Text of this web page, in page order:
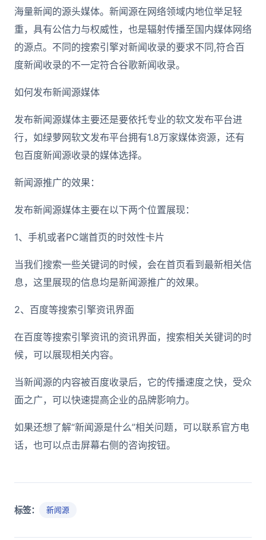
海量新闻的源头媒体。新闻源在网络领域内地位举足轻
重，具有公信力与权威性，也是辐射传播至国内媒体网络
的源点。不同的搜索引擎对新闻收录的要求不同,符合百
度新闻收录的不一定符合谷歌新闻收录。
如何发布新闻源媒体
发布新闻源媒体主要还是要依托专业的软文发布平台进
行，如绿萝网软文发布平台拥有1.8万家媒体资源，还有
包百度新闻源收录的媒体选择。
新闻源推广的效果：
发布新闻源媒体主要在以下两个位置展现：
1、手机或者PC端首页的时效性卡片
当我们搜索一些关键词的时候，会在首页看到最新相关信
息，这里展现的信息均是新闻源推广的效果。
2、百度等搜索引擎资讯界面
在百度等搜索引擎资讯的资讯界面，搜索相关关键词的时
候，可以展现相关内容。
当新闻源的内容被百度收录后，它的传播速度之快，受众
面之广，可以快速提高企业的品牌影响力。
如果还想了解“新闻源是什么”相关问题，可以联系官方电
话，也可以点击屏幕右侧的咨询按钮。
标签： 新闻源